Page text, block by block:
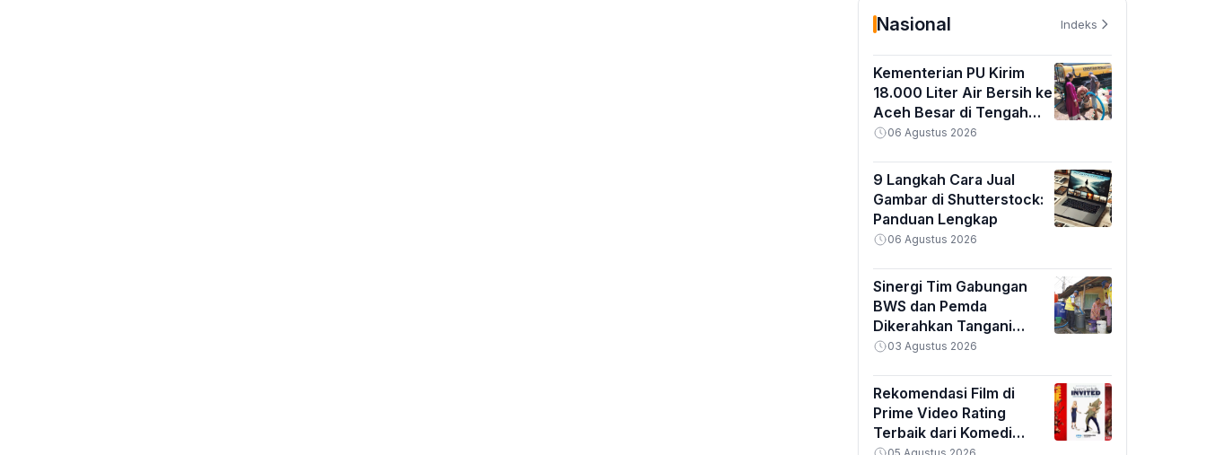
Nasional Indeks
Kementerian PU Kirim
18.000 Liter Air Bersih ke
Aceh Besar di Tengah
Kemarau Ekstrem
06 Agustus 2026
9 Langkah Cara Jual
Gambar di Shutterstock:
Panduan Lengkap
06 Agustus 2026
Sinergi Tim Gabungan
BWS dan Pemda
Dikerahkan Tangani
Banjir Padang
03 Agustus 2026
Rekomendasi Film di
Prime Video Rating
Terbaik dari Komedi